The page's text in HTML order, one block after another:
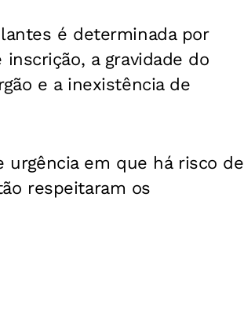
é determinada por
a gravidade do
e a inexistência de
urgência em que há risco de
respeitaram os